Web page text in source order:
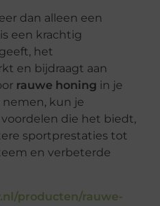
dan alleen een
een krachtig
het
en bijdraagt aan
rauwe honing in je
kun je
die het biedt,
sportprestaties tot
en verbeterde
producten/rauwe-